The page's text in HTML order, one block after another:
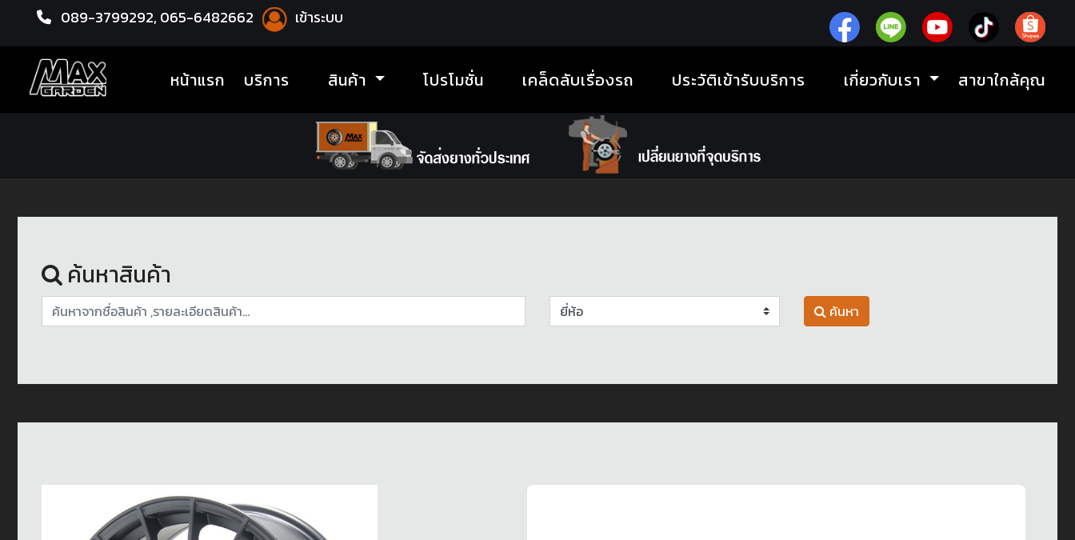
089-3799292, 065-6482662 เข้าระบบ
หน้าแรก(current)
บริการ สินค้า โปรโมชั่น เคล็ดลับเรื่องรถ ประวัติเข้ารับบริการ เกี่ยวกับเรา สาขาใกล้คุณ
หน้าแรก ล้อแม็กซ์
ค้นหาสินค้า
ค้นหา